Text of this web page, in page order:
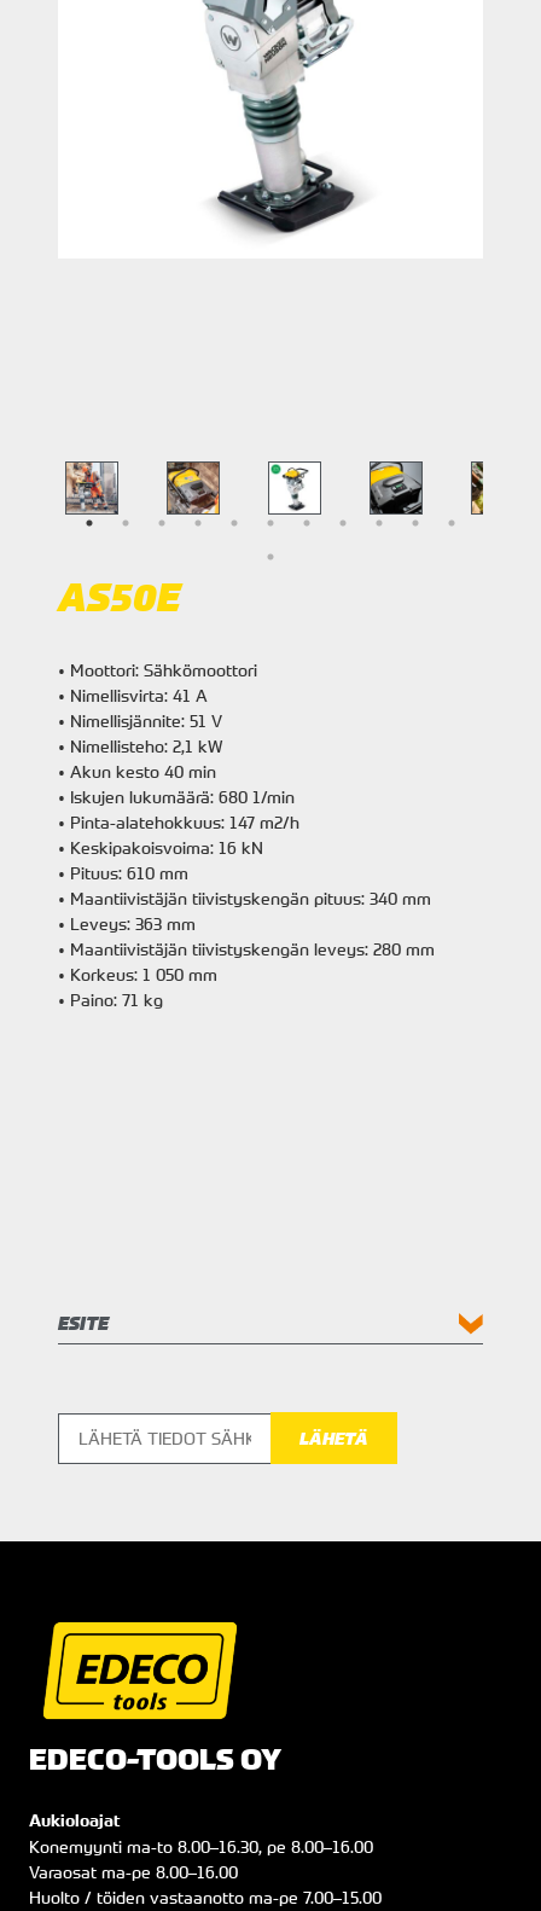
AS50E
• Moottori: Sähkömoottori
• Nimellisvirta: 41 A
• Nimellisjännite: 51 V
• Nimellisteho: 2,1 kW
• Akun kesto 40 min
• Iskujen lukumäärä: 680 1/min
• Pinta-alatehokkuus: 147 m2/h
• Keskipakoisvoima: 16 kN
• Pituus: 610 mm
• Maantiivistäjän tiivistyskengän pituus: 340 mm
• Leveys: 363 mm
• Maantiivistäjän tiivistyskengän leveys: 280 mm
• Korkeus: 1 050 mm
• Paino: 71 kg
ESITE
EDECO-TOOLS OY
Aukioloajat
Konemyynti ma-to 8.00–16.30, pe 8.00–16.00
Varaosat ma-pe 8.00–16.00
Huolto / töiden vastaanotto ma-pe 7.00–15.00